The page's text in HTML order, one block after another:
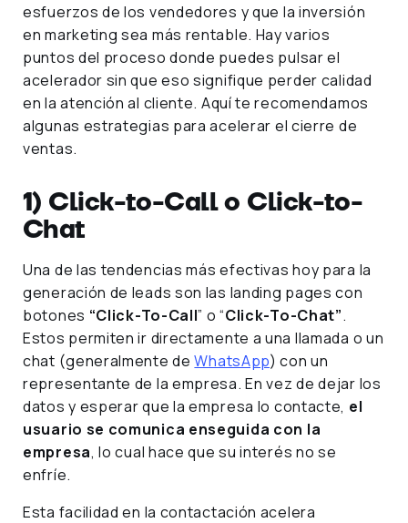
esfuerzos de los vendedores y que la inversión
en marketing sea más rentable. Hay varios
puntos del proceso donde puedes pulsar el
acelerador sin que eso signifique perder calidad
en la atención al cliente. Aquí te recomendamos
algunas estrategias para acelerar el cierre de
ventas.
1) Click-to-Call o Click-to-
Chat
Una de las tendencias más efectivas hoy para la
generación de leads son las landing pages con
botones “Click-To-Call” o “Click-To-Chat”.
Estos permiten ir directamente a una llamada o un
chat (generalmente deWhatsApp) con un
representante de la empresa. En vez de dejar los
datos y esperar que la empresa lo contacte, el
usuario se comunica enseguida con la
empresa, lo cual hace que su interés no se
enfríe.
Esta facilidad en la contactación acelera